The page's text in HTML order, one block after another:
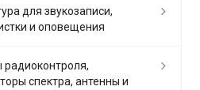
для звукозаписи,
и оповещения
радиоконтроля,
спектра, антенны и